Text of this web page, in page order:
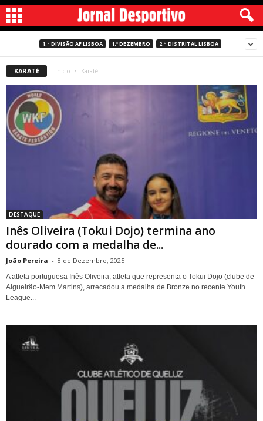
1.ª DIVISÃO AF LISBOA 1.º DEZEMBRO 2.ª DISTRITAL LISBOA
KARATÉ Início Karaté
DESTAQUE
Inês Oliveira (Tokui Dojo) termina ano
dourado com a medalha de...
João Pereira - 8 de Dezembro, 2025
A atleta portuguesa Inês Oliveira, atleta que representa o Tokui Dojo (clube de
Algueirão-Mem Martins), arrecadou a medalha de Bronze no recente Youth
League...